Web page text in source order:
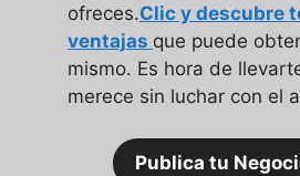
ofreces.Clic y descubre
ventajas que puede
mismo. Es hora de
merece sin luchar con el
Publica tu